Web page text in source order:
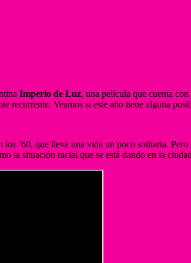
Imperio de Luz, una película que cuenta
recurrente. Veamos si este año tiene alguna
’60, que lleva una vida un poco solitaria.
la situación racial que se está dando en la